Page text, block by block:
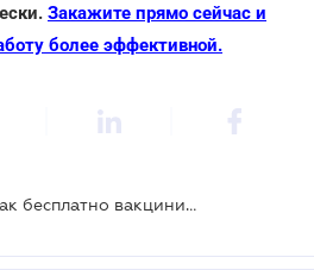
Закажите прямо сейчас и
более эффективной.
В Минздраве указали, как бесплатно вакцинировать своих работников